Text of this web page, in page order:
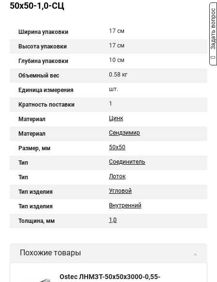
50х50-1,0-СЦ
Ширина упаковки 17 см
Высота упаковки 17 см
Глубина упаковки 10 см
Объемный вес 0.58 кг
Единица измерения шт.
Кратность поставки 1
Материал Цинк
Материал Сендзимир
Размер, мм 50х50
Тип Соединитель
Тип Лоток
Тип изделия Угловой
Тип изделия Внутренний
Толщина, мм 1,0
Похожие товары
Ostec ЛНМЗТ-50х50х3000-0,55-
Задать вопрос